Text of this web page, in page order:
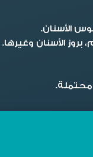
الأسنان.
الأسنان وغيرها.
محتملة.